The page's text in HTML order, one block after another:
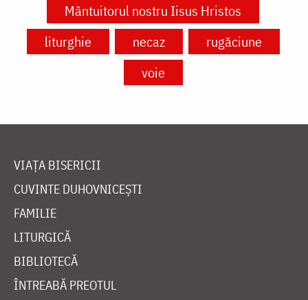
Mântuitorul nostru Iisus Hristos
liturghie
necaz
rugăciune
voie
VIAȚA BISERICII
CUVINTE DUHOVNICEȘTI
FAMILIE
LITURGICĂ
BIBLIOTECĂ
ÎNTREABĂ PREOTUL